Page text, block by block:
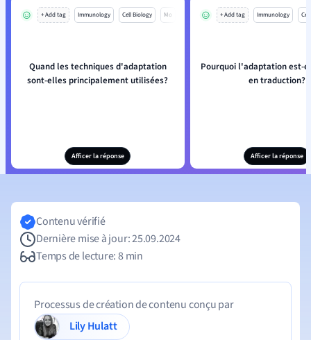
+ Add tag Immunology Cell Biology Mo
Quand les techniques d'adaptation
sont-elles principalement utilisées?
Afficer la réponse
+ Add tag Immunology
Pourquoi l'adaptation est-
en traduction?
Afficer la réponse
Contenu vérifié
Dernière mise à jour: 25.09.2024
Temps de lecture: 8 min
Processus de création de contenu conçu par
Lily Hulatt